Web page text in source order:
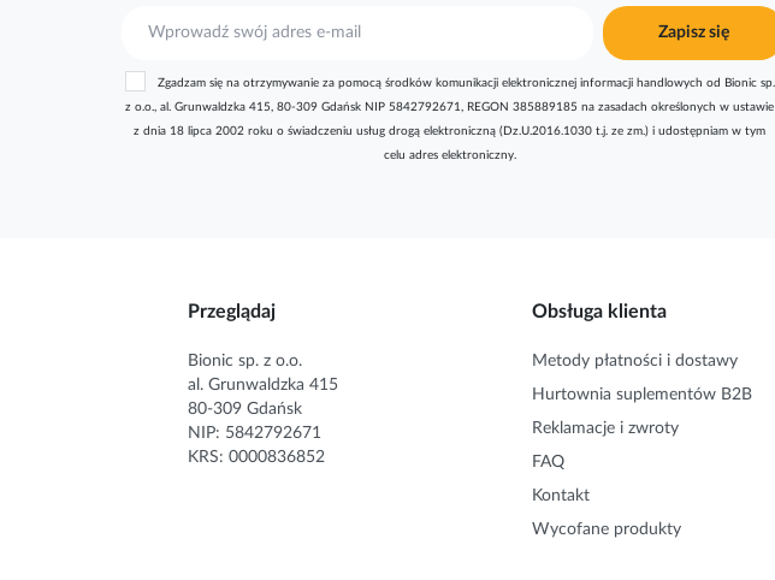
s
k
Zapisz się
Zgadzam się na otrzymywanie za pomocą środków komunikacji elektronicznej informacji handlowych od Bionic sp.
z o.o., al. Grunwaldzka 415, 80-309 Gdańsk NIP 5842792671, REGON 385889185 na zasadach określonych w ustawie
z dnia 18 lipca 2002 roku o świadczeniu usług drogą elektroniczną (Dz.U.2016.1030 t.j. ze zm.) i udostępniam w tym
celu adres elektroniczny.
Przeglądaj
Bionic sp. z o.o.
al. Grunwaldzka 415
80-309 Gdańsk
NIP: 5842792671
KRS: 0000836852
Obsługa klienta
Metody płatności i dostawy
Hurtownia suplementów B2B
Reklamacje i zwroty
FAQ
Kontakt
Wycofane produkty